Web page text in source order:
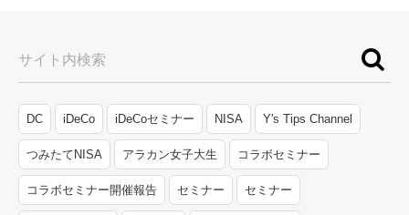
サイト内検索
DC iDeCo iDeCoセミナー NISA Y's Tips Channel
つみたてNISA アラカン女子大生 コラボセミナー
コラボセミナー開催報告 セミナー セミナー